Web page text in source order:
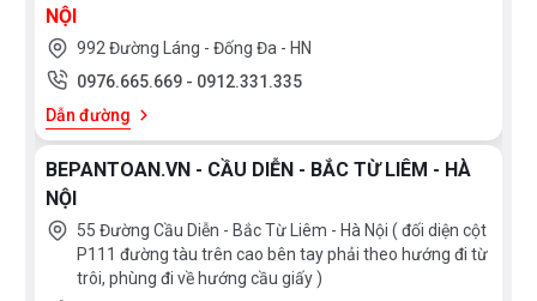
NỘI
992 Đường Láng - Đống Đa - HN
0976.665.669 - 0912.331.335
Dẫn đường
BEPANTOAN.VN - CẦU DIỄN - BẮC TỪ LIÊM - HÀ
NỘI
55 Đường Cầu Diễn - Bắc Từ Liêm - Hà Nội ( đối diện cột
P111 đường tàu trên cao bên tay phải theo hướng đi từ
trôi, phùng đi về hướng cầu giấy )